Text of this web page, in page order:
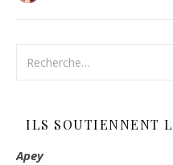
ILS SOUTIENNENT
Apey